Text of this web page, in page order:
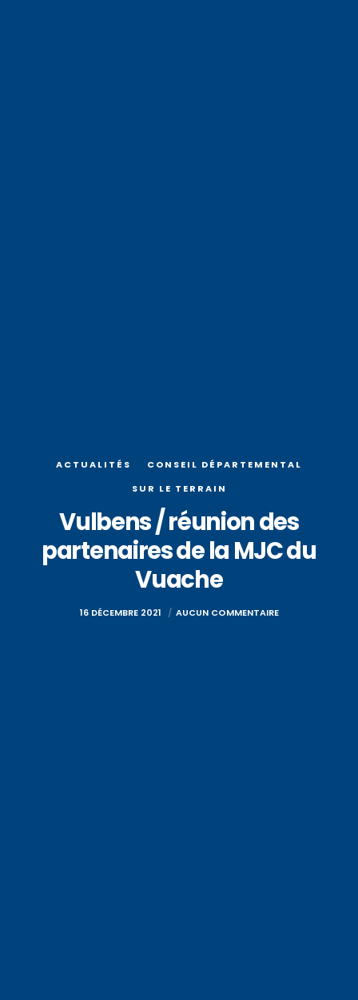
ACTUALITÉS
CONSEIL DÉPARTEMENTAL
SUR LE TERRAIN
Vulbens / réunion des
partenaires de la MJC du
Vuache
16 DÉCEMBRE 2021 AUCUN COMMENTAIRE